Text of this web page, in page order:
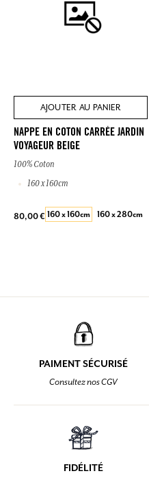
AJOUTER AU PANIER
NAPPE EN COTON CARRÉE JARDIN
VOYAGEUR BEIGE
100% Coton
160 x 160cm
80,00 € 160 x 160cm 160 x 280cm
PAIMENT SÉCURISÉ
Consultez nos CGV
FIDÉLITÉ